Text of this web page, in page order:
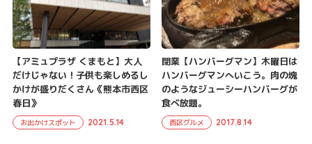
【アミュプラザ くまもと】大人
だけじゃない！子供も楽しめるし
かけが盛りだくさん《熊本市西区
春日》
お出かけスポット 2021.5.14
閉業【ハンバーグマン】木曜日は
ハンバーグマンへいこう。肉の塊
のようなジューシーハンバーグが
食べ放題。
西区グルメ 2017.8.14